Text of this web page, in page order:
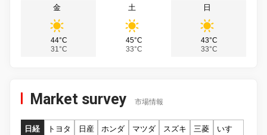
金
44°C
31°C
土
45°C
33°C
日
43°C
33°C
Market survey 市場情報
日経 トヨタ 日産 ホンダ マツダ スズキ 三菱
いすゞ